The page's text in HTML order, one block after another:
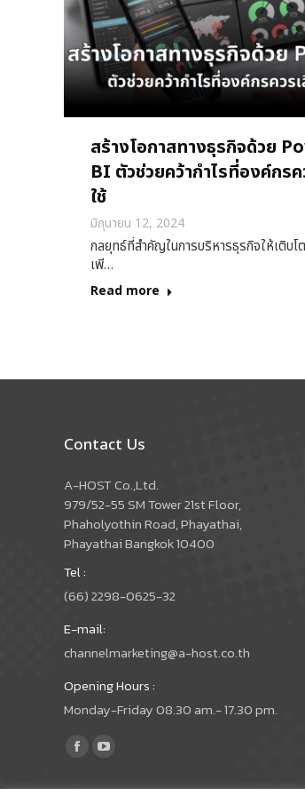
สร้างโอกาสทางธุรกิจด้วย
BI ตัวช่วยคว้ากำไรที่องค์กร
ใช้
มิถุนายน 12, 2024
กลยุทธ์ที่สำคัญในการบริหารธุรกิจให้เติบโ
เพี…
Read more
Contact Us
A-HOST Co.,Ltd.
979/52-55 SM Tower 21st Floor,
Phaholyothin Road, Phayathai,
Phayathai Bangkok 10400
Tel :
(66) 2298-0625-32
E-mail:
channelmarketing@a-host.co.th
Opening Hours :
Monday-Friday 08.30 am.- 17.30 pm.
Find us on:
FacebookYouTube